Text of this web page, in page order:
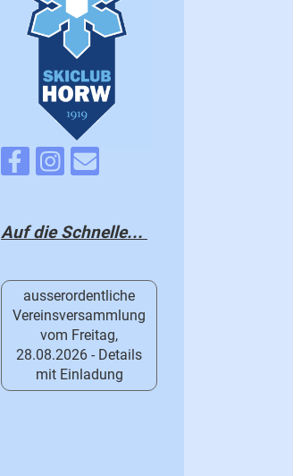
Auf die Schnelle...
ausserordentliche
Vereinsversammlung
vom Freitag,
28.08.2026 - Details
mit Einladung